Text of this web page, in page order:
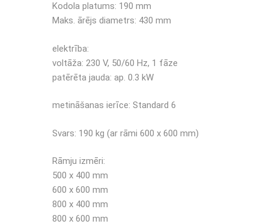
Kodola platums: 190 mm
Maks. ārējs diametrs: 430 mm
elektrība:
voltāža: 230 V, 50/60 Hz, 1 fāze
patērēta jauda: ap. 0.3 kW
metināšanas ierīce: Standard 6
Svars: 190 kg (ar rāmi 600 x 600 mm)
Rāmju izmēri:
500 x 400 mm
600 x 600 mm
800 x 400 mm
800 x 600 mm